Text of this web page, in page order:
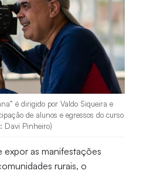
é dirigido por Valdo Siqueira e
de alunos e egressos do curso
Davi Pinheiro)
as manifestações
rurais, o